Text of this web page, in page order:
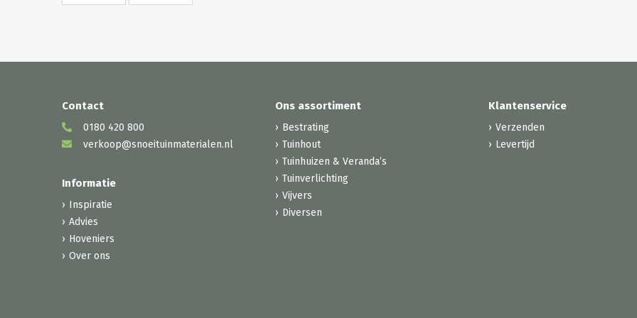
Contact
0180 420 800
verkoop@snoeituinmaterialen.nl
Informatie
Inspiratie
Advies
Hoveniers
Over ons
Ons assortiment
Bestrating
Tuinhout
Tuinhuizen & Veranda’s
Tuinverlichting
Vijvers
Diversen
Klantenservice
Verzenden
Levertijd